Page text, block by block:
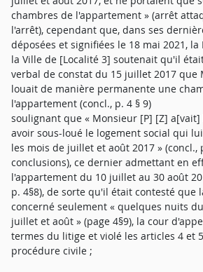
chambres de l'appartement » (arrêt
l'arrêt), cependant que, dans ses
déposées et signifiées le 18 mai 2021,
la Ville de [Localité 3] soutenait qu'il
verbal de constat du 15 juillet 2017 que
louait de manière permanente une
l'appartement (concl., p. 4 § 9)
soulignant que « Monsieur [P] [Z]
avoir sous-loué le logement social qui
les mois de juillet et août 2017 » (concl.,
conclusions), ce dernier admettant en
l'appartement du 10 juillet au 30 août
p. 4§8), de sorte qu'il était contesté que
concerné seulement « quelques nuits
juillet et août » (page 4§9), la cour
termes du litige et violé les articles 4 et
procédure civile ;